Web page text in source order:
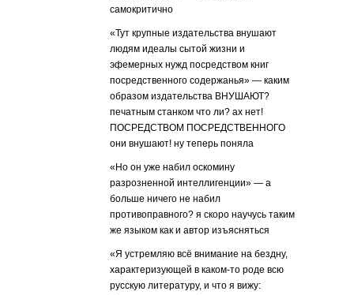
самокритично
«Тут крупные издательства внушают
людям идеалы сытой жизни и
эфемерных нужд посредством книг
посредственного содержанья» — каким
образом издательства ВНУШАЮТ?
печатным станком что ли? ах нет!
ПОСРЕДСТВОМ ПОСРЕДСТВЕННОГО
они внушают! ну теперь поняла
«Но он уже набил оскомину
разрозненной интеллигенции» — а
больше ничего не набил
противоправного? я скоро научусь таким
же языком как и автор изъясняться
«Я устремляю всё внимание на бездну,
характеризующей в каком-то роде всю
русскую литературу, и что я вижу: